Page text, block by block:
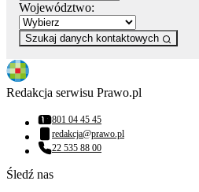
Województwo:
Szukaj danych kontaktowych
Redakcja serwisu Prawo.pl
Numer telefonu:
801 04 45 45
Adres email:
redakcja@prawo.pl
Numer telefonu:
22 535 88 00
Śledź nas